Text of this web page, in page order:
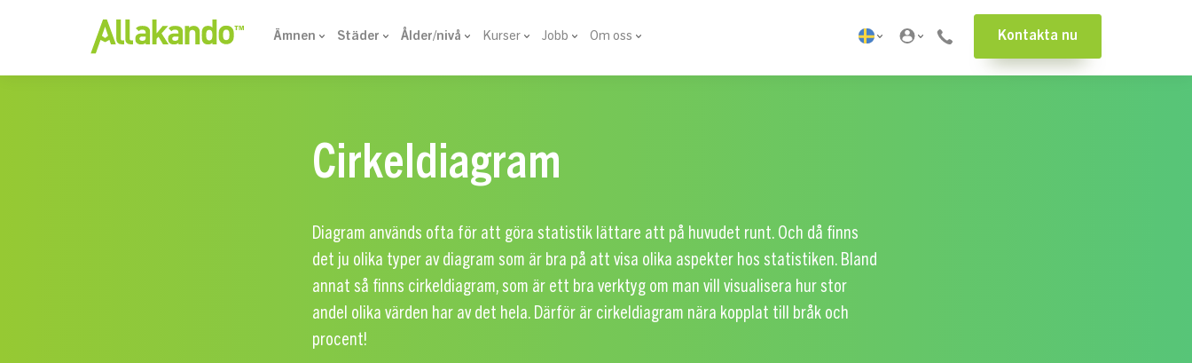
Ämnen Städer Ålder/nivå Kurser Jobb Om oss Kontakta nu
Cirkeldiagram
Diagram används ofta för att göra statistik lättare att på huvudet runt. Och då finns
det ju olika typer av diagram som är bra på att visa olika aspekter hos statistiken. Bland
annat så finns cirkeldiagram, som är ett bra verktyg om man vill visualisera hur stor
andel olika värden har av det hela. Därför är cirkeldiagram nära kopplat till bråk och
procent!